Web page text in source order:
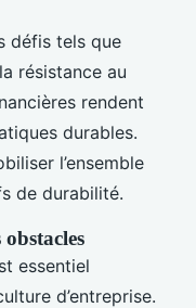
défis tels que
résistance au
rendent
durables.
l’ensemble
de durabilité.
essentiel
d’entreprise.